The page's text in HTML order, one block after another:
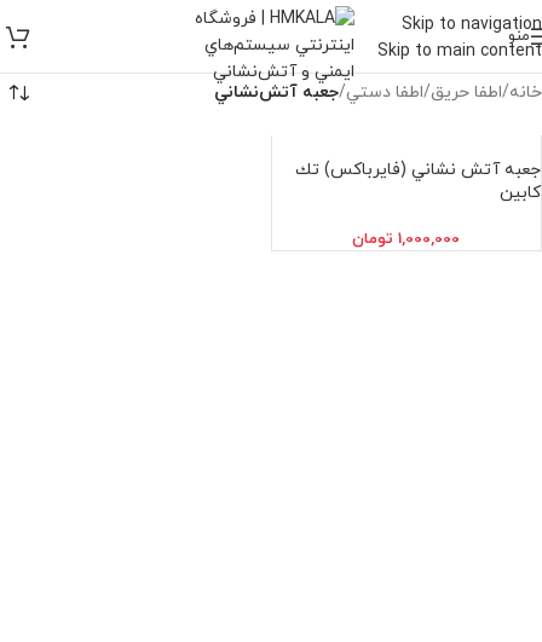
Skip to navigation
Skip to main content
منو
خانه/اطفا حريق/اطفا دستي/جعبه آتش‌نشاني
جعبه آتش نشاني (فايرباكس) تك
كابين
1,000,000 تومان